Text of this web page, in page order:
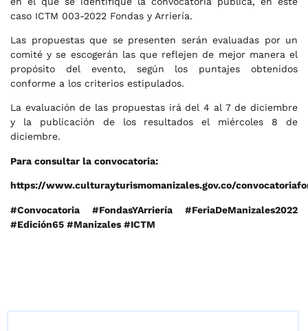
caso ICTM 003-2022 Fondas y Arriería.
Las propuestas que se presenten serán evaluadas por un
comité y se escogerán las que reflejen de mejor manera el
propósito del evento, según los puntajes obtenidos
conforme a los criterios estipulados.
La evaluación de las propuestas irá del 4 al 7 de diciembre
y la publicación de los resultados el miércoles 8 de
diciembre.
Para consultar la convocatoria:
https://www.culturayturismomanizales.gov.co/
#Convocatoria #FondasYArriería #FeriaDeManizales2022
#Edición65 #Manizales #ICTM